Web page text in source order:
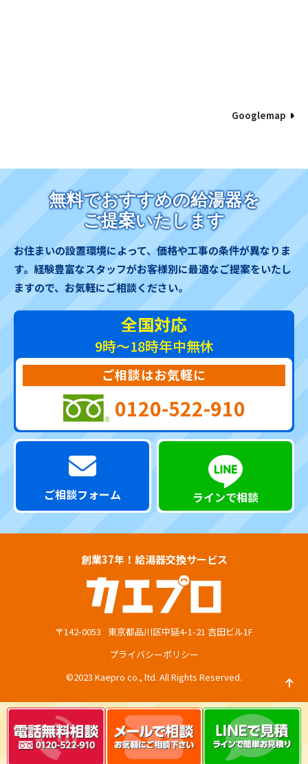
Googlemap
無料でおすすめの給湯器を
ご提案いたします
お住まいの設置環境によって、価格や工事の条件が異なりま
す。 経験豊富なスタッフがお客様別に最適なご提案をいたし
ますので、お気軽にご相談ください。
全国対応
9時～18時年中無休
ご相談はお気軽に
0120-522-910
ご相談フォーム ラインで相談
創業37年！給湯器交換サービス
〒142-0053
東京都品川区中延4-1-21 吉田ビル1F
プライバシーポリシー
©2023 Kaepro co., ltd. All Rights Reserved.